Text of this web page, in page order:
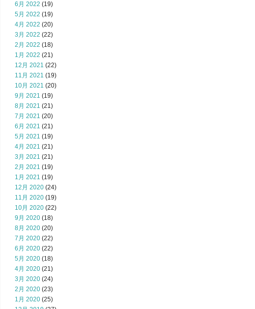
6月 2022 (19)
5月 2022 (19)
4月 2022 (20)
3月 2022 (22)
2月 2022 (18)
1月 2022 (21)
12月 2021 (22)
11月 2021 (19)
10月 2021 (20)
9月 2021 (19)
8月 2021 (21)
7月 2021 (20)
6月 2021 (21)
5月 2021 (19)
4月 2021 (21)
3月 2021 (21)
2月 2021 (19)
1月 2021 (19)
12月 2020 (24)
11月 2020 (19)
10月 2020 (22)
9月 2020 (18)
8月 2020 (20)
7月 2020 (22)
6月 2020 (22)
5月 2020 (18)
4月 2020 (21)
3月 2020 (24)
2月 2020 (23)
1月 2020 (25)